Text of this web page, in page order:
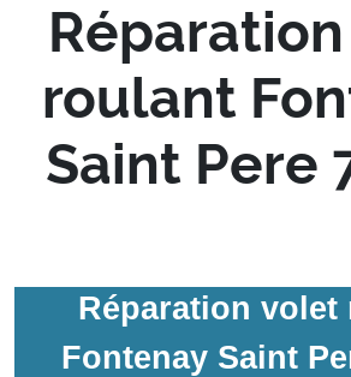
roulant
Saint Pere
Réparation volet
Fontenay Saint